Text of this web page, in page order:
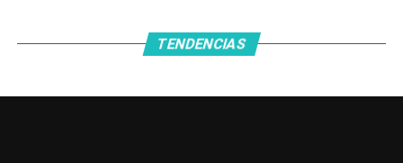
provincia de Santa Fé y Banfield en la última jornada.
TENDENCIAS